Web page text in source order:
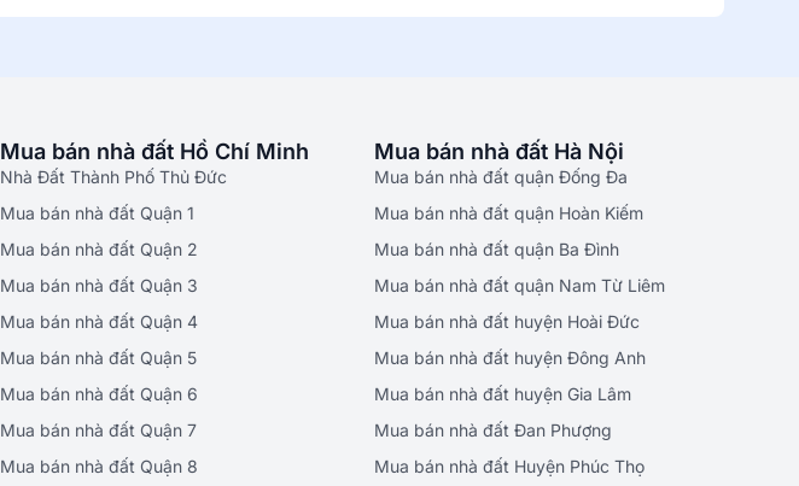
Mua bán nhà đất Hồ Chí Minh
Nhà Đất Thành Phố Thủ Đức
Mua bán nhà đất Quận 1
Mua bán nhà đất Quận 2
Mua bán nhà đất Quận 3
Mua bán nhà đất Quận 4
Mua bán nhà đất Quận 5
Mua bán nhà đất Quận 6
Mua bán nhà đất Quận 7
Mua bán nhà đất Quận 8
Mua bán nhà đất Hà Nội
Mua bán nhà đất quận Đống Đa
Mua bán nhà đất quận Hoàn Kiếm
Mua bán nhà đất quận Ba Đình
Mua bán nhà đất quận Nam Từ Liêm
Mua bán nhà đất huyện Hoài Đức
Mua bán nhà đất huyện Đông Anh
Mua bán nhà đất huyện Gia Lâm
Mua bán nhà đất Đan Phượng
Mua bán nhà đất Huyện Phúc Thọ